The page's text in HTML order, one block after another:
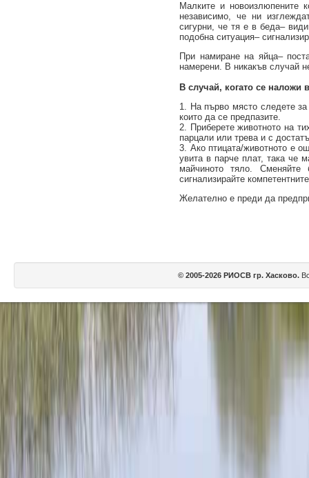
Малките и новоизлюпените
независимо, че ни
сигурни, че тя е в беда–
подобна ситуация–
При намиране на яйца–
намерени. В никакъв случай
В случай, когато се
1. На първо място следете за
които да се предпазите.
2. Приберете животното на
парцали или трева и с
3. Ако птицата/животното е
увита в парче плат, така че
майчиното тяло. Сменяйте
сигнализирайте
Желателно е преди да
© 2005-2026 РИОСВ гр. Хасково.